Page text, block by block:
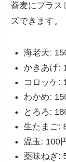
蕎麦にプラス
ズできます。
海老天:
かきあげ:
コロッケ:
わかめ:
とろろ:
生たまご:
温玉: 100
薬味ねぎ: